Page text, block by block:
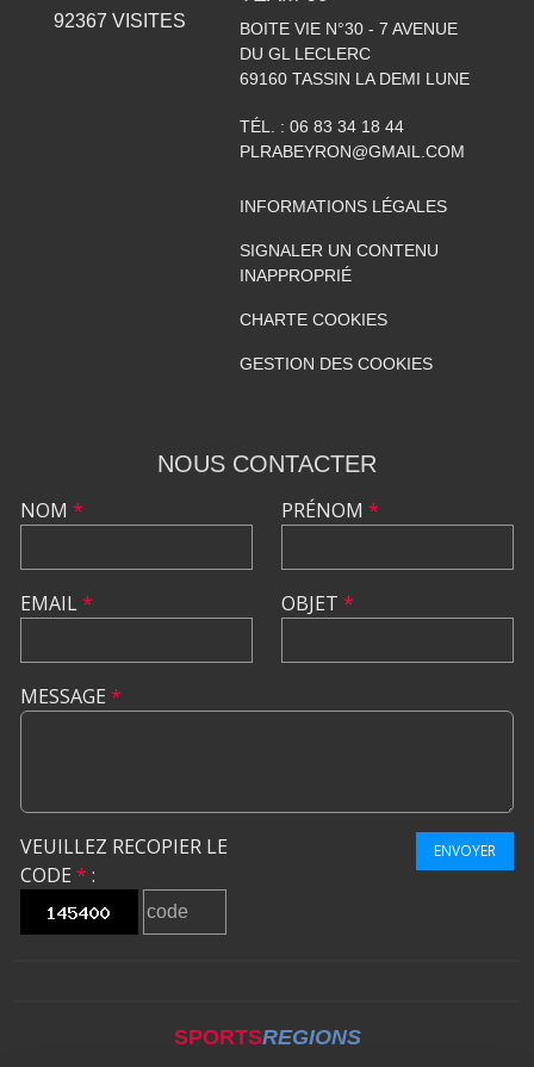
92367 VISITES
BOITE VIE N°30 - 7 AVENUE
DU GL LECLERC
69160 TASSIN LA DEMI LUNE
TÉL. : 06 83 34 18 44
PLRABEYRON@GMAIL.COM
INFORMATIONS LÉGALES
SIGNALER UN CONTENU
INAPPROPRIÉ
CHARTE COOKIES
GESTION DES COOKIES
NOUS CONTACTER
NOM *
EMAIL*
PRÉNOM *
OBJET *
MESSAGE *
VEUILLEZ RECOPIER LE
CODE * :
ENVOYER
SPORTSREGIONS